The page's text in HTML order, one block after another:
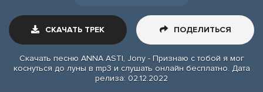
СКАЧАТЬ ТРЕК ПОДЕЛИТЬСЯ
Скачать песню ANNA ASTI, Jony - Признаю с тобой я мог
коснуться до луны в mp3 и слушать онлайн бесплатно. Дата
релиза: 02.12.2022